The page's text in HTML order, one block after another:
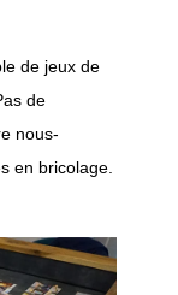
de jeux de
de
nous-
en bricolage.